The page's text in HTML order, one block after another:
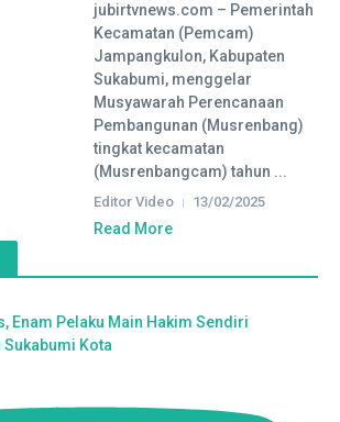
jubirtvnews.com – Pemerintah
Kecamatan (Pemcam)
Jampangkulon, Kabupaten
Sukabumi, menggelar
Musyawarah Perencanaan
Pembangunan (Musrenbang)
tingkat kecamatan
(Musrenbangcam) tahun ...
Editor Video 13/02/2025
Read More
Enam Pelaku Main Hakim Sendiri
Kota